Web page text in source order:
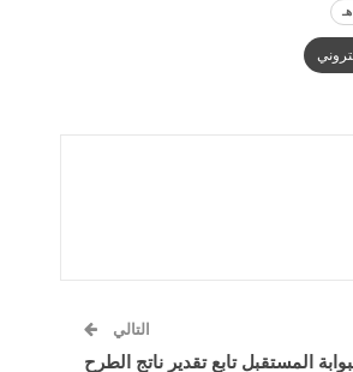
التالي
المستقبل تابع تقدير ناتج الطرح